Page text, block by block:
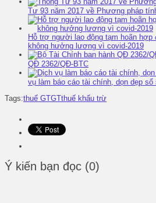
Tư 93 năm 2017 về Phương pháp
Hỗ trợ người lao động tạm hoãn hợp
không hưởng lương vì covid-2019
QĐ 2362/QĐ-BTC
vụ làm báo cáo tài chính, dọn dẹp sổ
Tags:thuế GTGTthuế khấu trừ
Ý kiến bạn đọc (0)